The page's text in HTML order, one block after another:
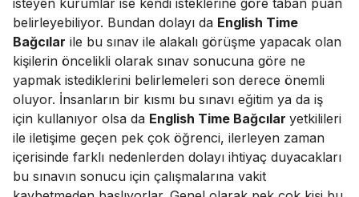
isteyen kurumlar ise kendi isteklerine göre taban puan
belirleyebiliyor. Bundan dolayı da English Time
Bağcılar ile bu sınav ile alakalı görüşme yapacak olan
kişilerin öncelikli olarak sınav sonucuna göre ne
yapmak istediklerini belirlemeleri son derece önemli
oluyor. İnsanların bir kısmı bu sınavı eğitim ya da iş
için kullanıyor olsa da English Time Bağcılar yetkilileri
ile iletişime geçen pek çok öğrenci, ilerleyen zaman
içerisinde farklı nedenlerden dolayı ihtiyaç duyacakları
bu sınavın sonucu için çalışmalarına vakit